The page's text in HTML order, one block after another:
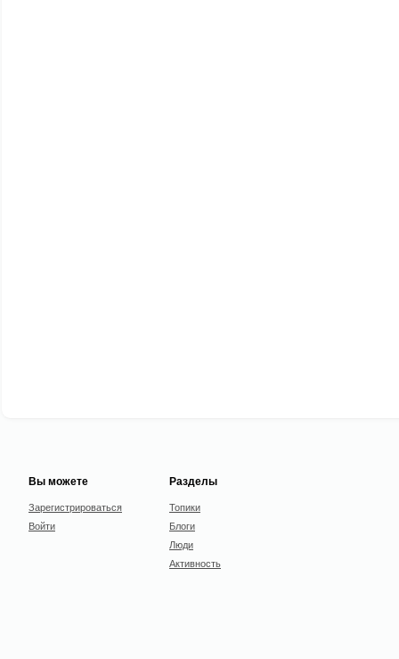
Вы можете
Зарегистрироваться
Войти
Разделы
Топики
Блоги
Люди
Активность